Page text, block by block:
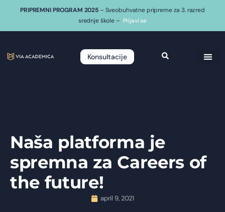
PRIPREMNI PROGRAM 2025 – Sveobuhvatne pripreme za 3. razred
srednje škole – Prijavi se
Konsultacije
Naša platforma je
spremna za Careers of
the future!
april 9, 2021